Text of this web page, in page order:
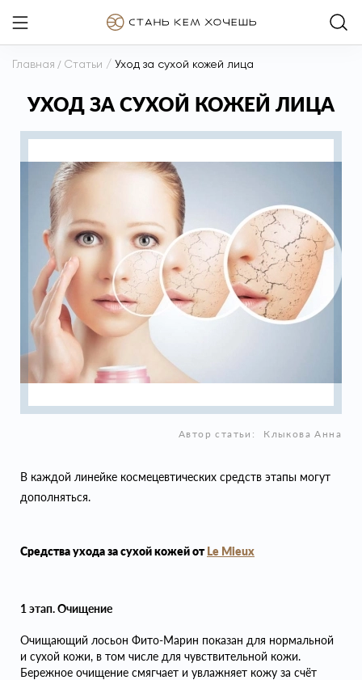
Главная / Статьи / Уход за сухой кожей лица
УХОД ЗА СУХОЙ КОЖЕЙ ЛИЦА
Автор статьи: Клыкова Анна
В каждой линейке космецевтических средств этапы могут
дополняться.
Средства ухода за сухой кожей отLe Mieux
1 этап. Очищение
Очищающий лосьон Фито-Марин показан для нормальной
и сухой кожи, в том числе для чувствительной кожи.
Бережное очищение смягчает и увлажняет кожу за счёт